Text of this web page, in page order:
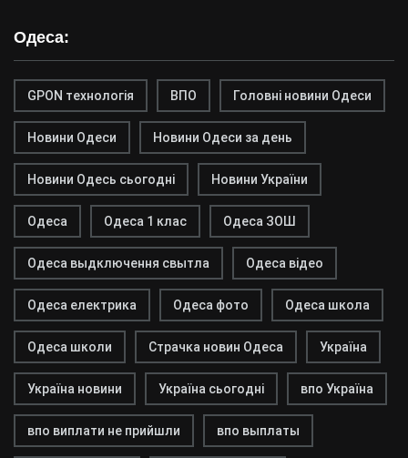
Одеса:
GPON технологія ВПО Головні новини Одеси
Новини Одеси Новини Одеси за день
Новини Одесь сьогодні Новини України
Одеса Одеса 1 клас Одеса ЗОШ
Одеса выдключення свытла Одеса відео
Одеса електрика Одеса фото Одеса школа
Одеса школи Страчка новин Одеса Україна
Україна новини Україна сьогодні впо Україна
впо виплати не прийшли впо выплаты